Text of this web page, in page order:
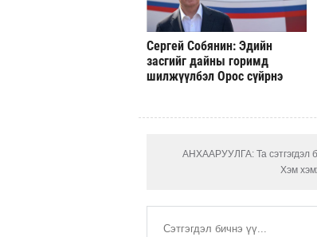
Сергей Собянин: Эдийн
засгийг дайны горимд
шилжүүлбэл Орос сүйрнэ
АНХААРУУЛГА: Та сэтгэгдэл
Хэм